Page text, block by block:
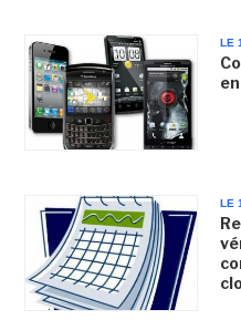
LE
LE